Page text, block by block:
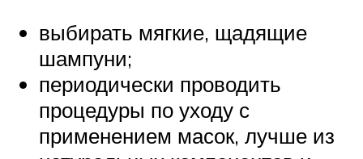
выбирать мягкие, щадящие
шампуни;
периодически проводить
процедуры по уходу с
применением масок, лучше из